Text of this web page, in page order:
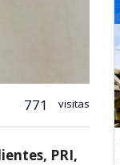
771 visitas
PRI,